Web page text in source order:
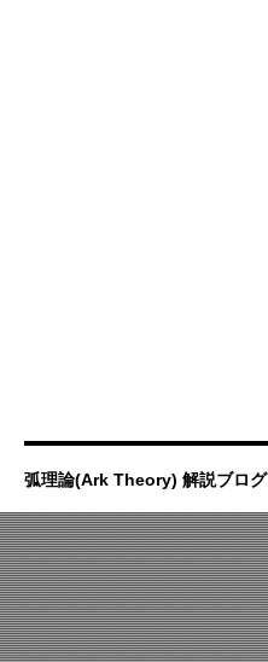
弧理論(Ark Theory) 解説ブログ